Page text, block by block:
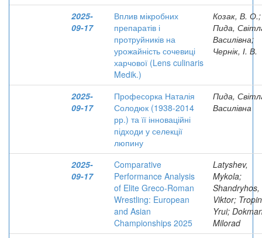
2025-
09-17
Вплив мікробних
препаратів і
протруйників на
урожайність сочевиці
харчової (Lens culinaris
Medik.)
Козак, В. О.;
Пида,
Василівна;
Чернік, І. В.
2025-
09-17
Професорка Наталія
Солодюк (1938-2014
рр.) та її інноваційні
підходи у селекції
люпину
Пида,
Василівна
2025-
09-17
Comparative
Performance Analysis
of Elite Greco-Roman
Wrestling: European
and Asian
Championships 2025
Latyshev,
Mykola;
Shandryhos,
Viktor;
Yrui;
Milorad